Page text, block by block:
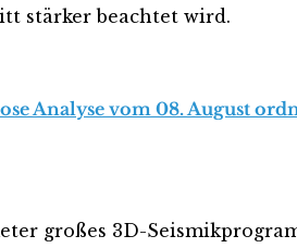
stärker beachtet wird.
Analyse vom 08. August
großes 3D-